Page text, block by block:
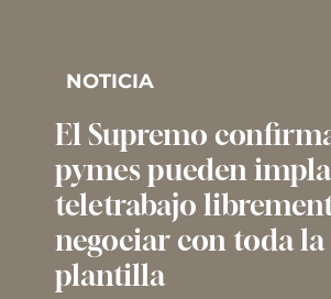
NOTICIA
El Supremo
pymes pueden
teletrabajo
negociar con toda la
plantilla